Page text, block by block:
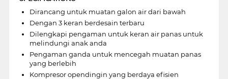
Dirancang untuk muatan galon air dari bawah
Dengan 3 keran berdesain terbaru
Dilengkapi pengaman untuk keran air panas untuk
melindungi anak anda
Pengaman ganda untuk mencegah muatan panas
yang berlebih
Kompresor opendingin yang berdaya efisien